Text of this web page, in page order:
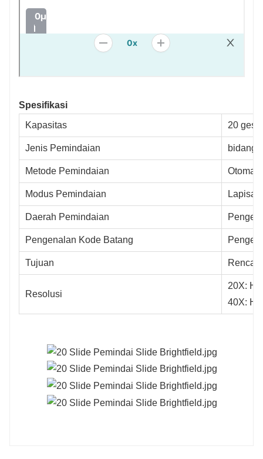
Spesifikasi
Kapasitas
20
Jenis Pemindaian bidang
Metode Pemindaian
Modus Pemindaian
Daerah Pemindaian
Pengenalan Kode Batang
Tujuan
Resolusi
20X:
40X: